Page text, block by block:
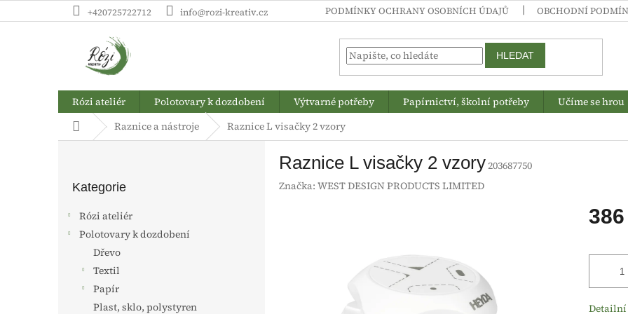
na
+420725722712 info@rozi-kreativ.cz PODMÍNKY OCHRANY OSOBNÍCH ÚDAJŮ OBCHODNÍ
HLEDAT
Rózi ateliér Polotovary k dozdobení Výtvarné potřeby Papírnictví, školní potřeby Učíme se hrou
Domů Raznice a nástroje Raznice L visačky 2 vzory
kategorie
Kategorie
Rózi ateliér
Polotovary k dozdobení
Dřevo
Textil
Papír
Plast, sklo, polystyren
Raznice L visačky 2 vzory203687750
Značka: WEST DESIGN PRODUCTS LIMITED
cena: